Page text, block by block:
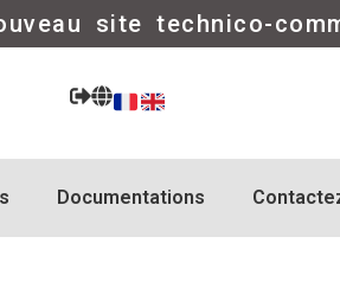
site technico-
Documentations